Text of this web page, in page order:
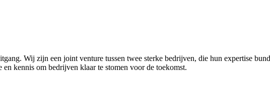
Wij zijn een joint venture tussen twee sterke bedrijven, die hun expertise
kennis om bedrijven klaar te stomen voor de toekomst.